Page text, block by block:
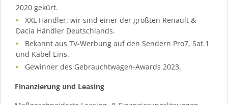
2020 gekürt.
XXL Händler: wir sind einer der größten Renault &
Dacia Händler Deutschlands.
Bekannt aus TV-Werbung auf den Sendern Pro7, Sat.1
und Kabel Eins.
Gewinner des Gebrauchtwagen-Awards 2023.
Finanzierung und Leasing